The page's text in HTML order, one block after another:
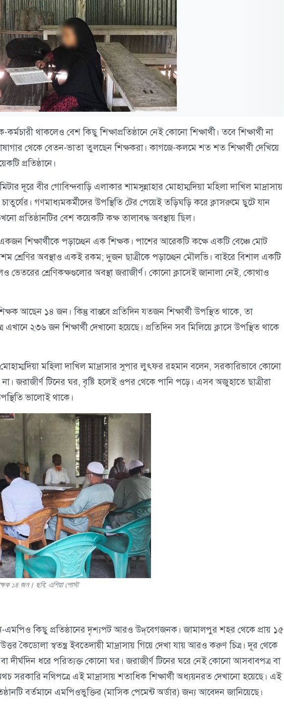
থাকলেও বেশ কিছু শিক্ষাপ্রতিষ্ঠানে নেই কোনো শিক্ষার্থী। তবে শিক্ষার্থী না
থেকে বেতন-ভাতা তুলছেন শিক্ষকরা। কাগজে-কলমে শত শত শিক্ষার্থী দেখিয়ে
প্রতিষ্ঠানে।
দূরে বীর গোবিন্দবাড়ি এলাকার শামসুন্নাহার মোহাম্মদিয়া মহিলা দাখিল মাদ্রাসায়
গণমাধ্যমকর্মীদের উপস্থিতি টের পেয়েই তড়িঘড়ি করে ক্লাসরুমে ছুটে যান
প্রতিষ্ঠানটির বেশ কয়েকটি কক্ষ তালাবদ্ধ অবস্থায় ছিল।
একজন শিক্ষার্থীকে পড়াচ্ছেন এক শিক্ষক। পাশের আরেকটি কক্ষে একটি বেঞ্চে মোট
শ্রেণির অবস্থাও একই রকম; দুজন ছাত্রীকে পড়াচ্ছেন মৌলভি। বাইরে বিশাল একটি
ভেতরের শ্রেণিকক্ষগুলোর অবস্থা জরাজীর্ণ। কোনো ক্লাসেই জানালা নেই, কোথাও
আছেন ১৪ জন। কিন্তু বাস্তবে প্রতিদিন যতজন শিক্ষার্থী উপস্থিত থাকে, তা
২৩৬ জন শিক্ষার্থী দেখানো হয়েছে। প্রতিদিন সব মিলিয়ে ক্লাসে উপস্থিত থাকে
মোহাম্মদিয়া মহিলা দাখিল মাদ্রাসার সুপার লুৎফর রহমান বলেন, সরকারিভাবে কোনো
জরাজীর্ণ টিনের ঘর, বৃষ্টি হলেই ওপর থেকে পানি পড়ে। এসব অজুহাতে ছাত্রীরা
ভালোই থাকে।
১৪ জন। ছবি: এশিয়া পোস্ট
এমপিও কিছু প্রতিষ্ঠানের দৃশ্যপট আরও উদ্‌বেগজনক। জামালপুর শহর থেকে প্রায় ১৫
কৈডোলা স্বতন্ত্র ইবতেদায়ী মাদ্রাসায় গিয়ে দেখা যায় আরও করুণ চিত্র। দূর থেকে
বা দীর্ঘদিন ধরে পরিত্যক্ত কোনো ঘর। জরাজীর্ণ টিনের ঘরে নেই কোনো আসবাবপত্র বা
সরকারি নথিপত্রে এই মাদ্রাসায় শতাধিক শিক্ষার্থী অধ্যয়নরত দেখানো হয়েছে। এই
বর্তমানে এমপিওভুক্তির (মাসিক পেমেন্ট অর্ডার) জন্য আবেদন জানিয়েছে।